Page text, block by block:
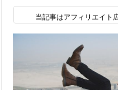
当記事はアフィリエイト